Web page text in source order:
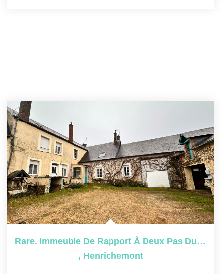
Rare. Immeuble De Rapport À Deux Pas Du Centre-Ville. 10...
, Henrichemont